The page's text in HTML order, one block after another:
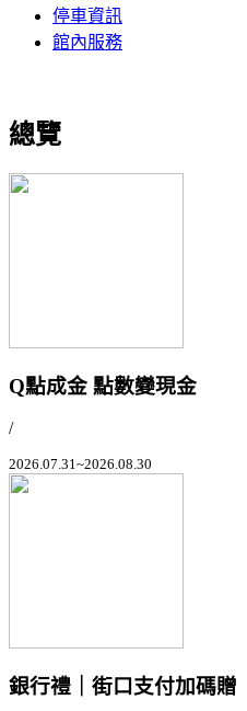
停車資訊
館內服務
總覽
Q點成金 點數變現金
/
2026.07.31~2026.08.30
銀行禮｜街口支付加碼贈